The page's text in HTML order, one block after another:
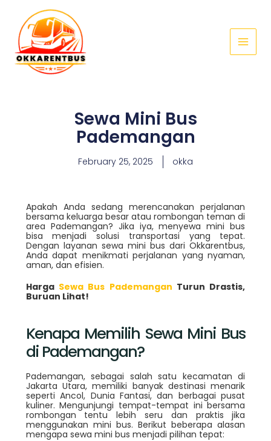
content
Menu
Sewa Mini Bus
Pademangan
February 25, 2025 okka
Apakah Anda sedang merencanakan perjalanan
bersama keluarga besar atau rombongan teman di
area Pademangan? Jika iya, menyewa mini bus
bisa menjadi solusi transportasi yang tepat.
Dengan layanan sewa mini bus dari Okkarentbus,
Anda dapat menikmati perjalanan yang nyaman,
aman, dan efisien.
Harga Sewa Bus Pademangan Turun Drastis,
Buruan Lihat!
Kenapa Memilih Sewa Mini Bus
di Pademangan?
Pademangan, sebagai salah satu kecamatan di
Jakarta Utara, memiliki banyak destinasi menarik
seperti Ancol, Dunia Fantasi, dan berbagai pusat
kuliner. Mengunjungi tempat-tempat ini bersama
rombongan tentu lebih seru dan praktis jika
menggunakan mini bus. Berikut beberapa alasan
mengapa sewa mini bus menjadi pilihan tepat: